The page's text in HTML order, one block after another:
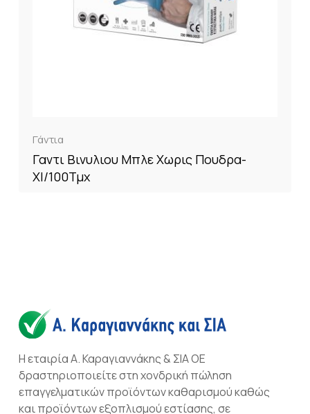
Γάντια
Γαντι Βινυλιου Μπλε Χωρις Πουδρα-
Xl/100Τμχ
Η εταιρία Α. Καραγιαννάκης & ΣΙΑ ΟΕ
δραστηριοποιείτε στη χονδρική πώληση
επαγγελματικών προϊόντων καθαρισμού καθώς
και προϊόντων εξοπλισμού εστίασης, σε